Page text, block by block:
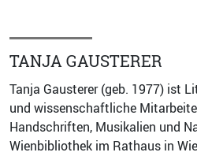
TANJA GAUSTERER
Tanja Gausterer (geb. 1977) ist
und wissenschaftliche
Handschriften, Musikalien und
Wienbibliothek im Rathaus in